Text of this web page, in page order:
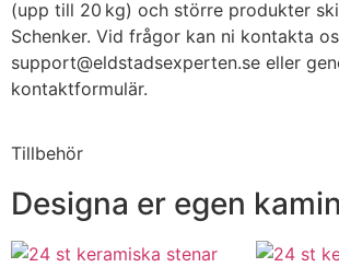
(upp till 20 kg) och större produkter
Schenker. Vid frågor kan ni kontakta
support@eldstadsexperten.se eller
kontaktformulär.
Tillbehör
Designa er egen kamin